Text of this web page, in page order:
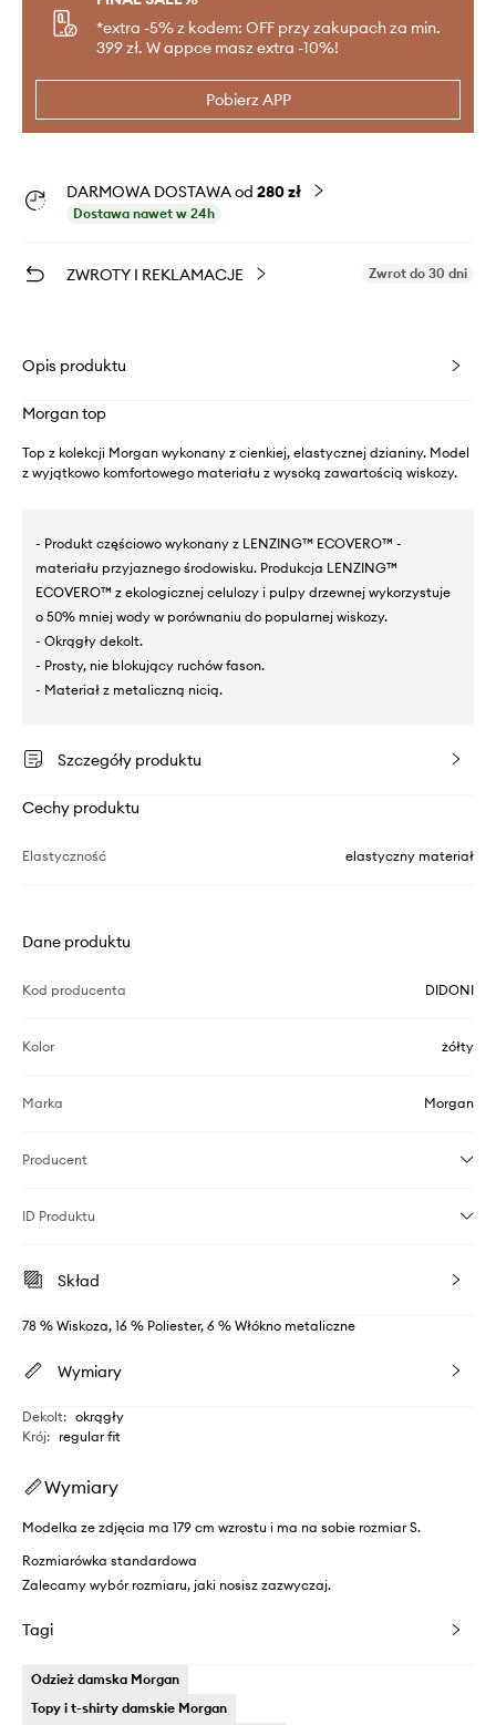
*extra -5% z kodem: OFF przy zakupach za min.
399 zł. W appce masz extra -10%!
Pobierz APP
DARMOWA DOSTAWA od 280 zł
Dostawa nawet w 24h
ZWROTY I REKLAMACJE Zwrot do 30 dni
Opis produktu
Morgan top
Top z kolekcji Morgan wykonany z cienkiej, elastycznej dzianiny. Model
z wyjątkowo komfortowego materiału z wysoką zawartością wiskozy.
- Produkt częściowo wykonany z LENZING™ ECOVERO™ -
materiału przyjaznego środowisku. Produkcja LENZING™
ECOVERO™ z ekologicznej celulozy i pulpy drzewnej wykorzystuje
o 50% mniej wody w porównaniu do popularnej wiskozy.
- Okrągły dekolt.
- Prosty, nie blokujący ruchów fason.
- Materiał z metaliczną nicią.
Szczegóły produktu
Cechy produktu
Elastyczność elastyczny materiał
Dane produktu
Kod producenta DIDONI
Kolor żółty
Marka Morgan
Producent
ID Produktu
Skład
78 % Wiskoza, 16 % Poliester, 6 % Włókno metaliczne
Wymiary
Dekolt: okrągły
Krój: regular fit
Wymiary
Modelka ze zdjęcia ma 179 cm wzrostu i ma na sobie rozmiar S.
Rozmiarówka standardowa
Zalecamy wybór rozmiaru, jaki nosisz zazwyczaj.
Tagi
Odzież damska Morgan
Topy i t-shirty damskie Morgan